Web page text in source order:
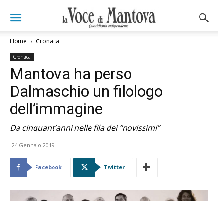
Home Cronaca
Cronaca
Mantova ha perso
Dalmaschio un filologo
dell’immagine
Da cinquant’anni nelle fila dei “novissimi”
24 Gennaio 2019
Facebook Twitter